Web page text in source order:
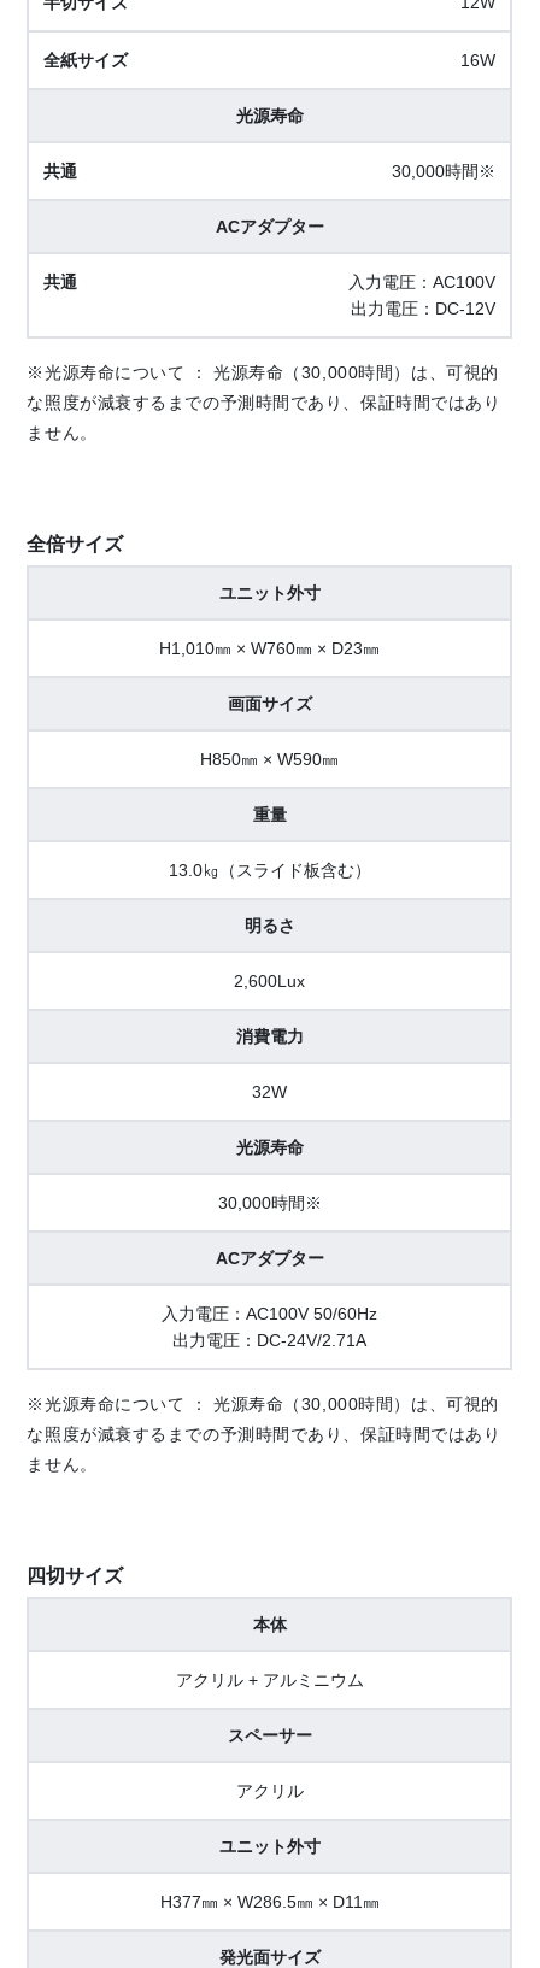
16W
光源寿命
30,000時間※
ACアダプター
入力電圧：AC100V
出力電圧：DC-12V
※光源寿命について ： 光源寿命（30,000時間）は、可視的
な照度が減衰するまでの予測時間であり、保証時間ではあり
ません。
全倍サイズ
ユニット外寸
H1,010㎜ × W760㎜ × D23㎜
画面サイズ
H850㎜ × W590㎜
重量
13.0㎏（スライド板含む）
明るさ
2,600Lux
消費電力
32W
光源寿命
30,000時間※
ACアダプター
入力電圧：AC100V 50/60Hz
出力電圧：DC-24V/2.71A
※光源寿命について ： 光源寿命（30,000時間）は、可視的
な照度が減衰するまでの予測時間であり、保証時間ではあり
ません。
四切サイズ
本体
アクリル + アルミニウム
スペーサー
アクリル
ユニット外寸
H377㎜ × W286.5㎜ × D11㎜
発光面サイズ